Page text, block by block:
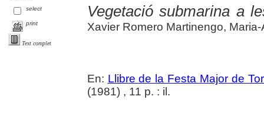
select
print
Text complet
Vegetació submarina a
Xavier Romero Martinengo,
En: Llibre de la Festa Major de
(1981) , 11 p. : il.